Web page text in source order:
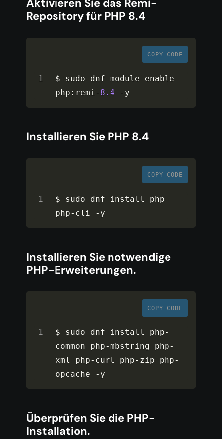
Aktivieren Sie das Remi-
Repository für PHP 8.4
COPY CODE
$ sudo dnf module enable
php : remi- 8.4 - y
Installieren Sie PHP 8.4
COPY CODE
$ sudo dnf install php
php- cli - y
Installieren Sie notwendige
PHP-Erweiterungen.
COPY CODE
$ sudo dnf install php-
common php-mbstring php-
xml php- curl php- zip php-
opcache - y
Überprüfen Sie die PHP-
Installation.